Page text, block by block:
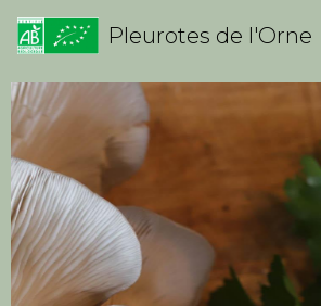
Pleurotes de l'Orne